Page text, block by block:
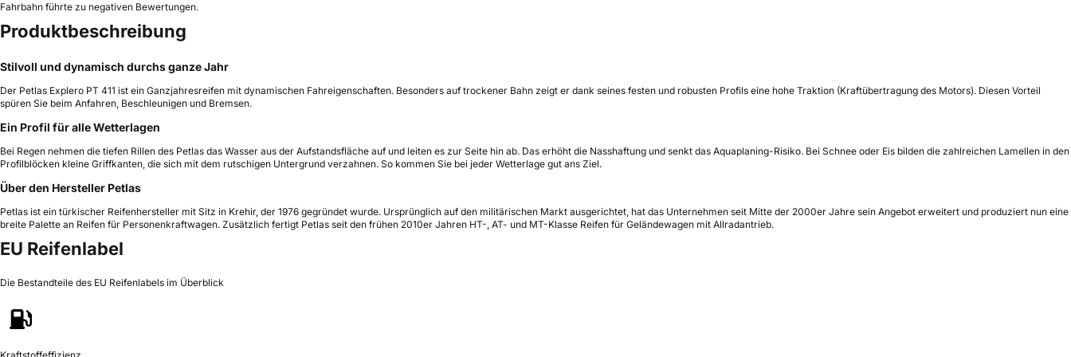
Fahrbahn führte zu negativen Bewertungen.
Produktbeschreibung
Stilvoll und dynamisch durchs ganze Jahr
Der Petlas Explero PT 411 ist ein Ganzjahresreifen mit dynamischen Fahreigenschaften. Besonders auf trockener Bahn zeigt er dank seines festen und robusten Profils eine hohe Traktion (Kraftübertragung des Motors). Diesen Vorteil
spüren Sie beim Anfahren, Beschleunigen und Bremsen.
Ein Profil für alle Wetterlagen
Bei Regen nehmen die tiefen Rillen des Petlas das Wasser aus der Aufstandsfläche auf und leiten es zur Seite hin ab. Das erhöht die Nasshaftung und senkt das Aquaplaning-Risiko. Bei Schnee oder Eis bilden die zahlreichen Lamellen in den
Profilblöcken kleine Griffkanten, die sich mit dem rutschigen Untergrund verzahnen. So kommen Sie bei jeder Wetterlage gut ans Ziel.
Über den Hersteller Petlas
Petlas ist ein türkischer Reifenhersteller mit Sitz in Krehir, der 1976 gegründet wurde. Ursprünglich auf den militärischen Markt ausgerichtet, hat das Unternehmen seit Mitte der 2000er Jahre sein Angebot erweitert und produziert nun eine
breite Palette an Reifen für Personenkraftwagen. Zusätzlich fertigt Petlas seit den frühen 2010er Jahren HT-, AT- und MT-Klasse Reifen für Geländewagen mit Allradantrieb.
EU Reifenlabel
Die Bestandteile des EU Reifenlabels im Überblick